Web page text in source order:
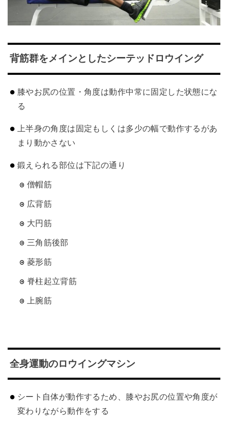
背筋群をメインとしたシーテッドロウイング
膝やお尻の位置・角度は動作中常に固定した状態にな
る
上半身の角度は固定もしくは多少の幅で動作するがあ
まり動かさない
鍛えられる部位は下記の通り
僧帽筋
広背筋
大円筋
三角筋後部
菱形筋
脊柱起立背筋
上腕筋
全身運動のロウイングマシン
シート自体が動作するため、膝やお尻の位置や角度が
変わりながら動作をする